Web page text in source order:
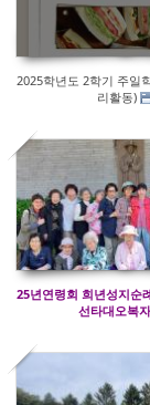
2025학년도 2학기 주일
리활동)
290
25년연령회 희년성지순
선타대오복